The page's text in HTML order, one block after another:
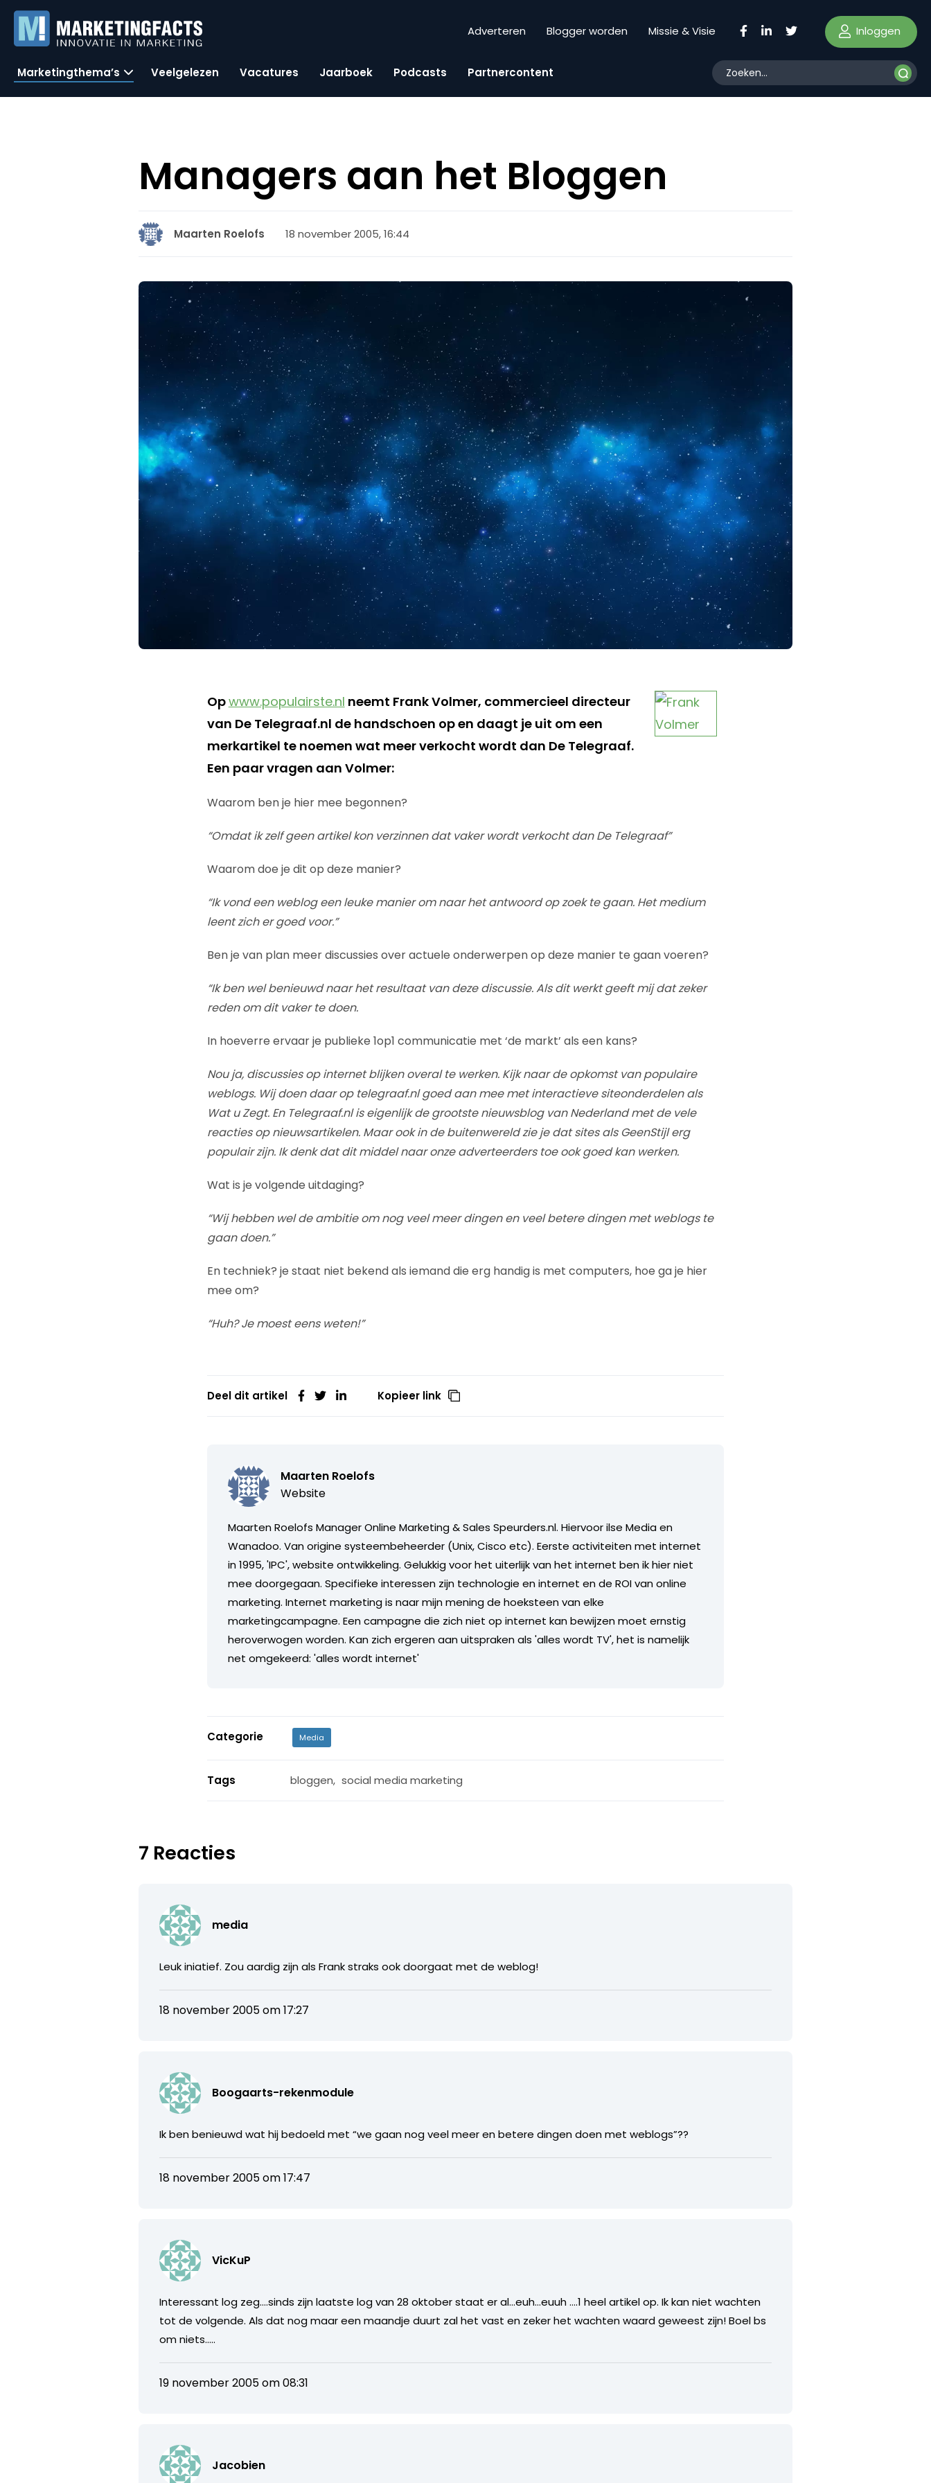
Adverteren Blogger worden Missie & Visie Inloggen
Marketingthema’s Veelgelezen Vacatures Jaarboek Podcasts Partnercontent
Managers aan het Bloggen
Maarten Roelofs 18 november 2005, 16:44
Opwww.populairste.nl neemt Frank Volmer, commercieel directeur
van De Telegraaf.nl de handschoen op en daagt je uit om een
merkartikel te noemen wat meer verkocht wordt dan De Telegraaf.
Een paar vragen aan Volmer:
Waarom ben je hier mee begonnen?
“Omdat ik zelf geen artikel kon verzinnen dat vaker wordt verkocht dan De Telegraaf”
Waarom doe je dit op deze manier?
“Ik vond een weblog een leuke manier om naar het antwoord op zoek te gaan. Het medium
leent zich er goed voor.”
Ben je van plan meer discussies over actuele onderwerpen op deze manier te gaan voeren?
“Ik ben wel benieuwd naar het resultaat van deze discussie. Als dit werkt geeft mij dat zeker
reden om dit vaker te doen.
In hoeverre ervaar je publieke 1op1 communicatie met ‘de markt’ als een kans?
Nou ja, discussies op internet blijken overal te werken. Kijk naar de opkomst van populaire
weblogs. Wij doen daar op telegraaf.nl goed aan mee met interactieve siteonderdelen als
Wat u Zegt. En Telegraaf.nl is eigenlijk de grootste nieuwsblog van Nederland met de vele
reacties op nieuwsartikelen. Maar ook in de buitenwereld zie je dat sites als GeenStijl erg
populair zijn. Ik denk dat dit middel naar onze adverteerders toe ook goed kan werken.
Wat is je volgende uitdaging?
“Wij hebben wel de ambitie om nog veel meer dingen en veel betere dingen met weblogs te
gaan doen.”
En techniek? je staat niet bekend als iemand die erg handig is met computers, hoe ga je hier
mee om?
“Huh? Je moest eens weten!”
Deel dit artikel Kopieer link
Maarten Roelofs
Website
Maarten Roelofs Manager Online Marketing & Sales Speurders.nl. Hiervoor ilse Media en
Wanadoo. Van origine systeembeheerder (Unix, Cisco etc). Eerste activiteiten met internet
in 1995, 'IPC', website ontwikkeling. Gelukkig voor het uiterlijk van het internet ben ik hier niet
mee doorgegaan. Specifieke interessen zijn technologie en internet en de ROI van online
marketing. Internet marketing is naar mijn mening de hoeksteen van elke
marketingcampagne. Een campagne die zich niet op internet kan bewijzen moet ernstig
heroverwogen worden. Kan zich ergeren aan uitspraken als 'alles wordt TV', het is namelijk
net omgekeerd: 'alles wordt internet'
Categorie Media
Tags bloggen, social media marketing
7 Reacties
media
Leuk iniatief. Zou aardig zijn als Frank straks ook doorgaat met de weblog!
18 november 2005 om 17:27
Boogaarts-rekenmodule
Ik ben benieuwd wat hij bedoeld met “we gaan nog veel meer en betere dingen doen met weblogs”??
18 november 2005 om 17:47
VicKuP
Interessant log zeg….sinds zijn laatste log van 28 oktober staat er al…euh…euuh ….1 heel artikel op. Ik kan niet wachten
tot de volgende. Als dat nog maar een maandje duurt zal het vast en zeker het wachten waard geweest zijn! Boel bs
om niets…..
19 november 2005 om 08:31
Jacobien